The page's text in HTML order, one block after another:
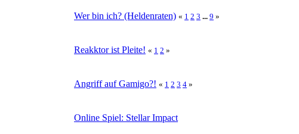
Wer bin ich? (Heldenraten) « 1 2 3 ... 9 »
Reakktor ist Pleite! « 1 2 »
Angriff auf Gamigo?! « 1 2 3 4 »
Online Spiel: Stellar Impact